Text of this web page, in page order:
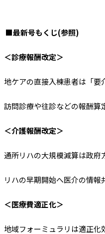
■最新号もくじ(参照)
＜診療報酬改定＞
地ケアの直接入棟患者は「要
訪問診療や往診などの報酬算
＜介護報酬改定＞
通所リハの大規模減算は政府
リハの早期開始へ医介の情報
＜医療費適正化＞
地域フォーミュラリは適正化